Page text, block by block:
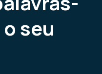
seu